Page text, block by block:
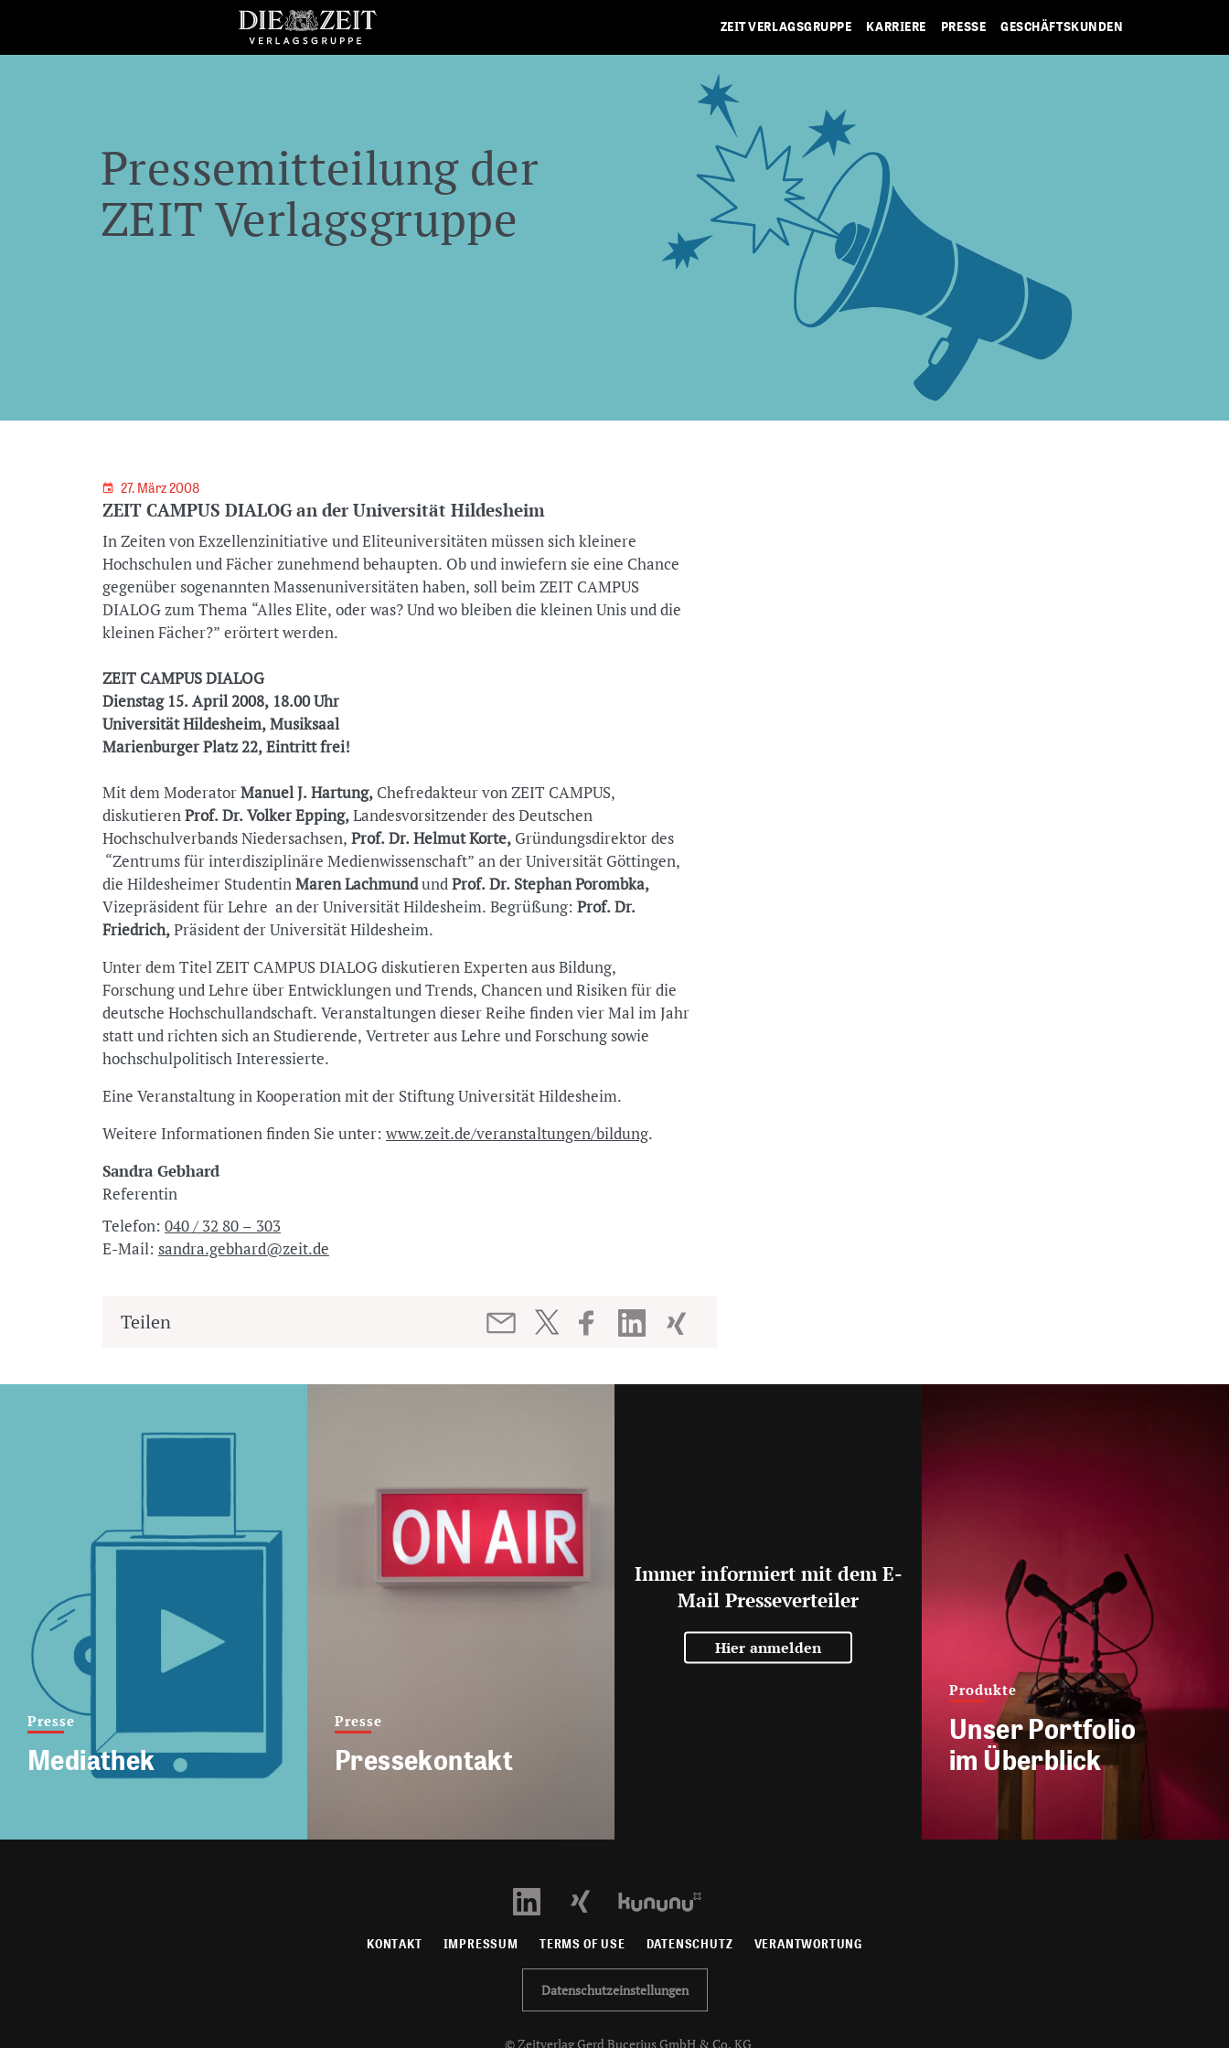
ZEIT VERLAGSGRUPPE KARRIERE PRESSE GESCHÄFTSKUNDEN
Pressemitteilung der
ZEIT Verlagsgruppe
27. März 2008
ZEIT CAMPUS DIALOG an der Universität Hildesheim
In Zeiten von Exzellenzinitiative und Eliteuniversitäten müssen sich kleinere
Hochschulen und Fächer zunehmend behaupten. Ob und inwiefern sie eine Chance
gegenüber sogenannten Massenuniversitäten haben, soll beim ZEIT CAMPUS
DIALOG zum Thema “Alles Elite, oder was? Und wo bleiben die kleinen Unis und die
kleinen Fächer?” erörtert werden.
ZEIT CAMPUS DIALOG
Dienstag 15. April 2008, 18.00 Uhr
Universität Hildesheim, Musiksaal
Marienburger Platz 22, Eintritt frei!
Mit dem ModeratorManuel J. Hartung,Chefredakteur von ZEIT CAMPUS,
diskutierenProf. Dr. Volker Epping,Landesvorsitzender des Deutschen
Hochschulverbands Niedersachsen, Prof. Dr. Helmut Korte,Gründungsdirektor des
“Zentrums für interdisziplinäre Medienwissenschaft” an der Universität Göttingen,
die Hildesheimer StudentinMaren LachmundundProf. Dr. Stephan Porombka,
Vizepräsident für Lehre an der Universität Hildesheim. Begrüßung: Prof. Dr.
Friedrich,Präsident der Universität Hildesheim.
Unter dem Titel ZEIT CAMPUS DIALOG diskutieren Experten aus Bildung,
Forschung und Lehre über Entwicklungen und Trends, Chancen und Risiken für die
deutsche Hochschullandschaft. Veranstaltungen dieser Reihe finden vier Mal im Jahr
statt und richten sich an Studierende, Vertreter aus Lehre und Forschung sowie
hochschulpolitisch Interessierte.
Eine Veranstaltung in Kooperation mit der Stiftung Universität Hildesheim.
Weitere Informationen finden Sie unter: www.zeit.de/veranstaltungen/bildung.
Sandra Gebhard
Referentin
Telefon: 040 / 32 80 – 303
E-Mail: sandra.gebhard@zeit.de
Teilen
Presse
Mediathek
Presse
Pressekontakt
Immer informiert mit dem E-
Mail Presseverteiler
Hier anmelden
Produkte
Unser Portfolio
im Überblick
KONTAKT IMPRESSUM TERMS OF USE DATENSCHUTZ VERANTWORTUNG
Datenschutzeinstellungen
© Zeitverlag Gerd Bucerius GmbH & Co. KG